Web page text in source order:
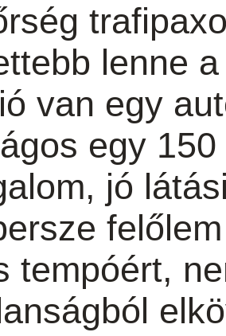
lenne
van egy
egy
jó
tempóért,